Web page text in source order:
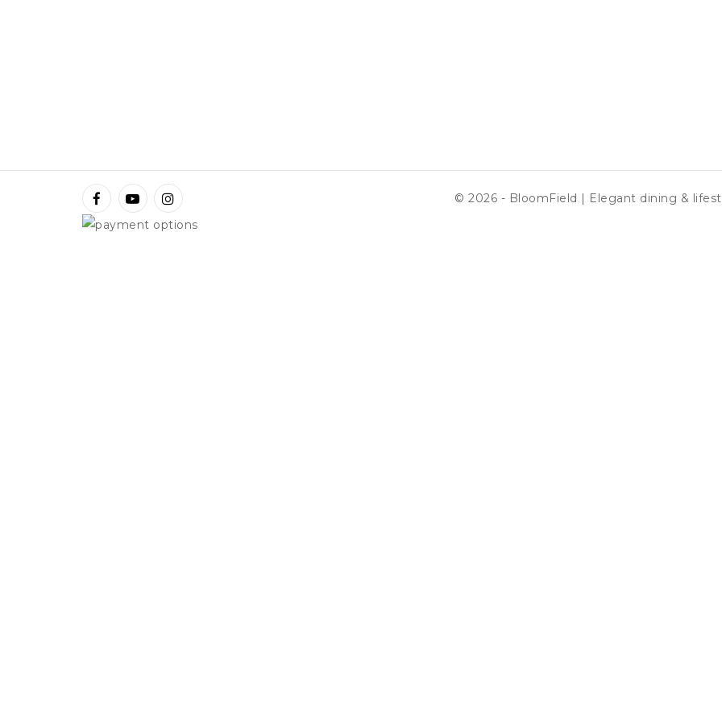
© 2026 - BloomField | Elegant dining &